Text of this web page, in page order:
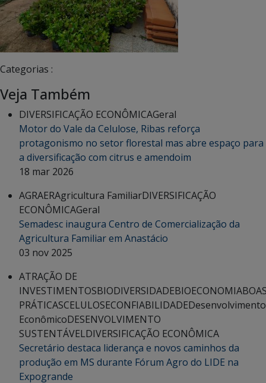
Categorias :
Veja Também
DIVERSIFICAÇÃO ECONÔMICAGeral
Motor do Vale da Celulose, Ribas reforça
protagonismo no setor florestal mas abre espaço para
a diversificação com citrus e amendoim
18 mar 2026
AGRAERAgricultura FamiliarDIVERSIFICAÇÃO
ECONÔMICAGeral
Semadesc inaugura Centro de Comercialização da
Agricultura Familiar em Anastácio
03 nov 2025
ATRAÇÃO DE
INVESTIMENTOSBIODIVERSIDADEBIOECONOMIA
PRÁTICASCELULOSECONFIABILIDADEDesenvolvimento
EconômicoDESENVOLVIMENTO
SUSTENTÁVELDIVERSIFICAÇÃO ECONÔMICA
Secretário destaca liderança e novos caminhos da
produção em MS durante Fórum Agro do LIDE na
Expogrande